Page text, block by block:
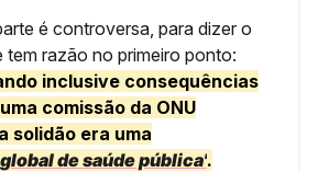
é controversa, para dizer o
tem razão no primeiro ponto:
inclusive consequências
comissão da ONU
solidão era uma
de saúde pública'.